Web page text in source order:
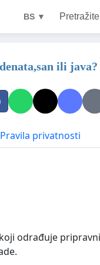
BS ▼
ili java?
Pravila privatnosti
odrađuje